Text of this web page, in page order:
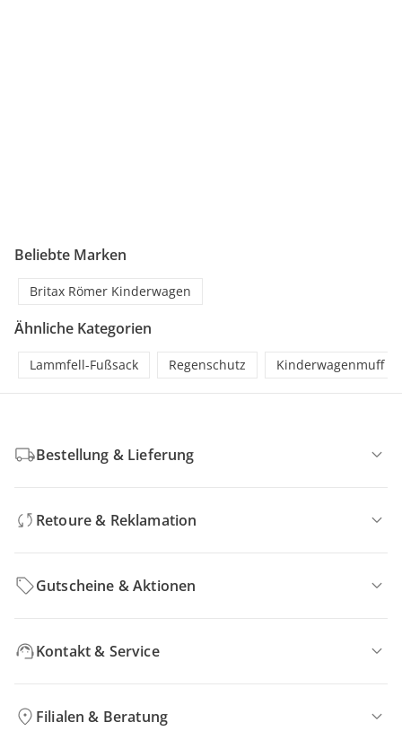
Beliebte Marken
Britax Römer Kinderwagen
Ähnliche Kategorien
Lammfell-Fußsack Regenschutz Kinderwagenmuff
Bestellung & Lieferung
Retoure & Reklamation
Gutscheine & Aktionen
Kontakt & Service
Filialen & Beratung